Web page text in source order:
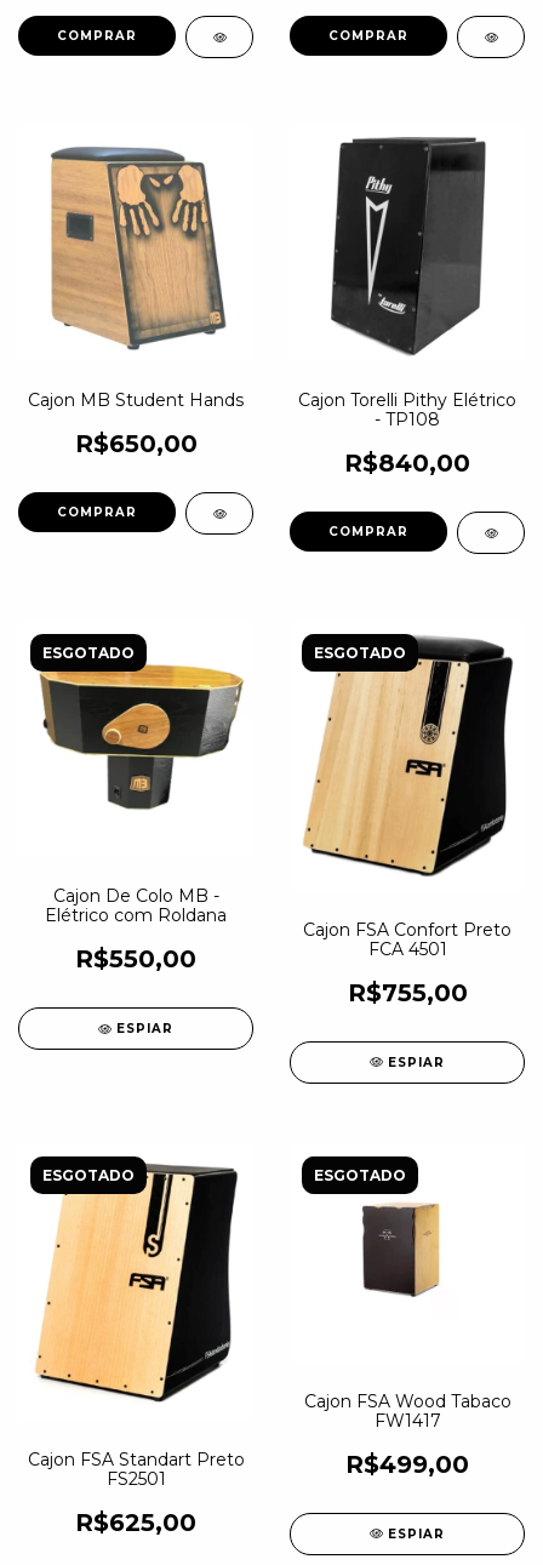
Cajon MB Student Hands
R$650,00
Cajon Torelli Pithy Elétrico
- TP108
R$840,00
ESGOTADO
Cajon De Colo MB -
Elétrico com Roldana
R$550,00
ESPIAR
ESGOTADO
Cajon FSA Confort Preto
FCA 4501
R$755,00
ESPIAR
ESGOTADO
Cajon FSA Standart Preto
FS2501
R$625,00
ESGOTADO
Cajon FSA Wood Tabaco
FW1417
R$499,00
ESPIAR